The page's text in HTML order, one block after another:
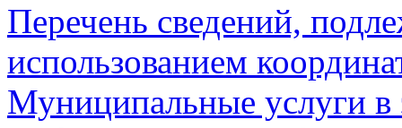
Перечень сведений,
использованием
Муниципальные услуги в